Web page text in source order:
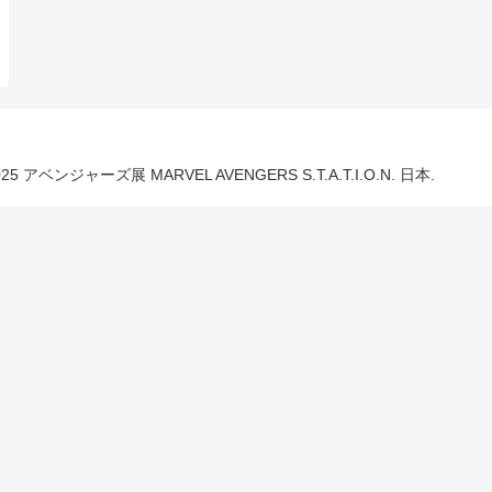
アベンジャーズ展 MARVEL AVENGERS S.T.A.T.I.O.N. 日本.